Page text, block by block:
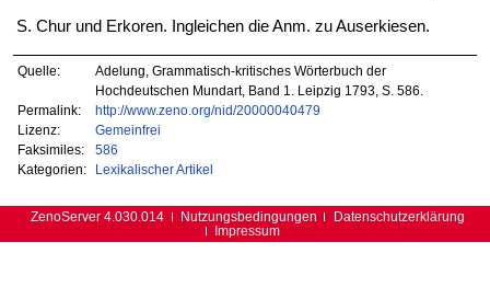
S. Chur und Erkoren. Ingleichen die Anm. zu Auserkiesen.
Quelle:
Adelung, Grammatisch-kritisches Wörterbuch der
Hochdeutschen Mundart, Band 1. Leipzig 1793, S. 586.
Permalink:
http://www.zeno.org/nid/20000040479
Lizenz:
Gemeinfrei
Faksimiles:
586
Kategorien:
Lexikalischer Artikel
ZenoServer 4.030.014 Nutzungsbedingungen
Datenschutzerklärung
Impressum